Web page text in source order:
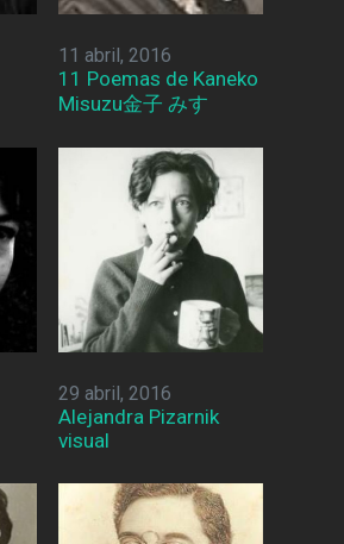
11 abril, 2016
11 Poemas de Kaneko
Misuzu金子 みすゞ
29 abril, 2016
Alejandra Pizarnik
visual